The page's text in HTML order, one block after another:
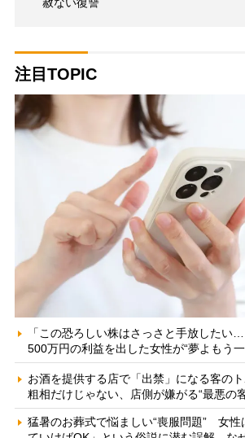
注目TOPIC
「この恐ろしい株はさっさと手放したい
500万円の利益を出した女性が“夢よもう
お酒を提供する店で「出禁」になる客の
粗相だけじゃない、店側が嫌がる“最悪の
猛暑のお葬式で悩ましい“喪服問題” 女性